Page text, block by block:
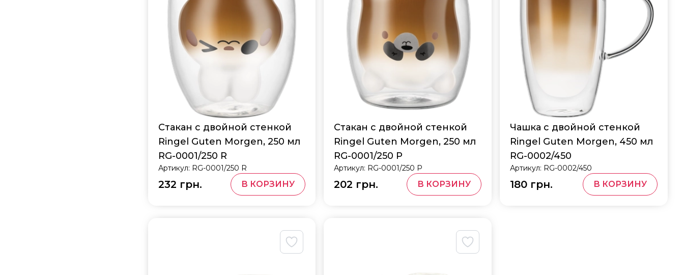
Стакан с двойной стенкой
Ringel Guten Morgen, 250 мл
RG-0001/250 R
Артикул: RG-0001/250 R
232 грн. В КОРЗИНУ
Стакан с двойной стенкой
Ringel Guten Morgen, 250 мл
RG-0001/250 P
Артикул: RG-0001/250 P
202 грн. В КОРЗИНУ
Чашка с двойной стенкой
Ringel Guten Morgen, 450 мл
RG-0002/450
Артикул: RG-0002/450
180 грн. В КОРЗИНУ